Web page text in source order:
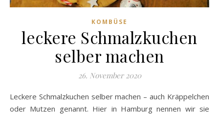
KOMBÜSE
leckere Schmalzkuchen
selber machen
26. November 2020
Leckere Schmalzkuchen selber machen – auch Kräppelchen
oder Mutzen genannt. Hier in Hamburg nennen wir sie